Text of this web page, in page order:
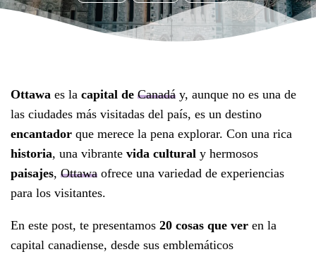
Ottawa es la capital de Canadá y, aunque no es una de
las ciudades más visitadas del país, es un destino
encantador que merece la pena explorar. Con una rica
historia, una vibrante vida cultural y hermosos
paisajes, Ottawa ofrece una variedad de experiencias
para los visitantes.
En este post, te presentamos 20 cosas que ver en la
capital canadiense, desde sus emblemáticos